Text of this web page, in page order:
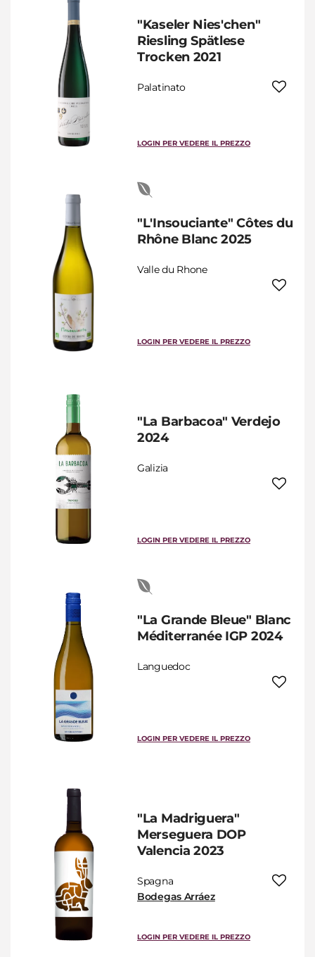
"Kaseler Nies'chen"
Riesling Spätlese
Trocken 2021
Palatinato
LOGIN PER VEDERE IL PREZZO
"L'Insouciante" Côtes du
Rhône Blanc 2025
Valle du Rhone
LOGIN PER VEDERE IL PREZZO
"La Barbacoa" Verdejo
2024
Galizia
LOGIN PER VEDERE IL PREZZO
"La Grande Bleue" Blanc
Méditerranée IGP 2024
Languedoc
LOGIN PER VEDERE IL PREZZO
"La Madriguera"
Merseguera DOP
Valencia 2023
Spagna
Bodegas Arráez
LOGIN PER VEDERE IL PREZZO